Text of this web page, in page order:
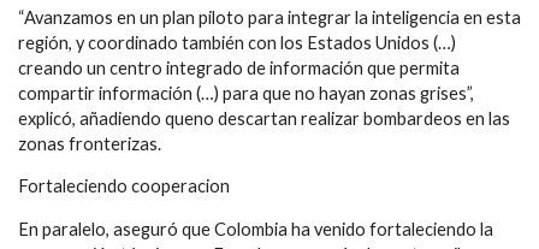
“Avanzamos en un plan piloto para integrar la inteligencia en esta
región, y coordinado también con los Estados Unidos (…)
creando un centro integrado de información que permita
compartir información (…) para que no hayan zonas grises”,
explicó, añadiendo queno descartan realizar bombardeos en las
zonas fronterizas.
Fortaleciendo cooperacion
En paralelo, aseguró que Colombia ha venido fortaleciendo la